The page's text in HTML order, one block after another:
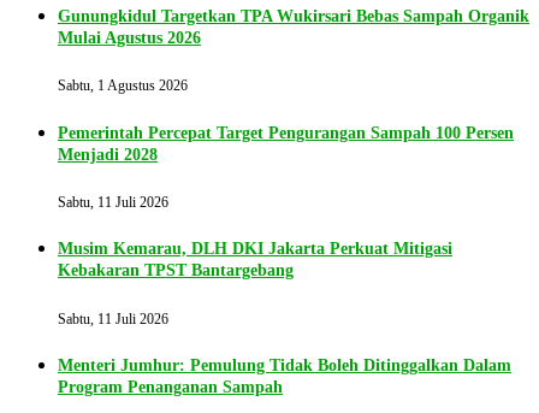
Gunungkidul Targetkan TPA Wukirsari Bebas Sampah Organik
Mulai Agustus 2026
Sabtu, 1 Agustus 2026
Pemerintah Percepat Target Pengurangan Sampah 100 Persen
Menjadi 2028
Sabtu, 11 Juli 2026
Musim Kemarau, DLH DKI Jakarta Perkuat Mitigasi
Kebakaran TPST Bantargebang
Sabtu, 11 Juli 2026
Menteri Jumhur: Pemulung Tidak Boleh Ditinggalkan Dalam
Program Penanganan Sampah